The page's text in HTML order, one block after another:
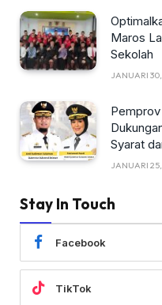
Maros
Sekolah
JANUARI
Pemprov
Syarat
JANUARI
Stay In Touch
Facebook
TikTok